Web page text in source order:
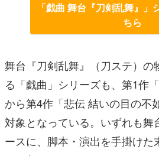
「戯曲 舞台『刀剣乱舞』」
ちら
舞台『刀剣乱舞』（刀ステ）の
る「戯曲」シリーズも、第1作
から第4作「悲伝 結いの目の不
対象となっている。いずれも
ースに、脚本・演出を手掛け